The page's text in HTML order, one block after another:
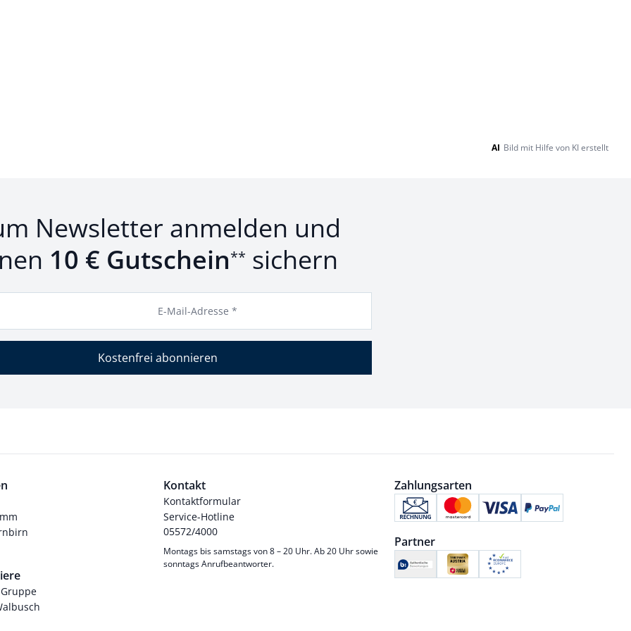
AI Bild mit Hilfe von KI erstellt
Newsletter anmelden und
10 € Gutschein** sichern
E-Mail-Adresse *
Kostenfrei abonnieren
Kontakt
Kontaktformular
Service-Hotline
05572/4000
Montags bis samstags von 8 – 20 Uhr. Ab 20 Uhr sowie
sonntags Anrufbeantworter.
Zahlungsarten
Partner